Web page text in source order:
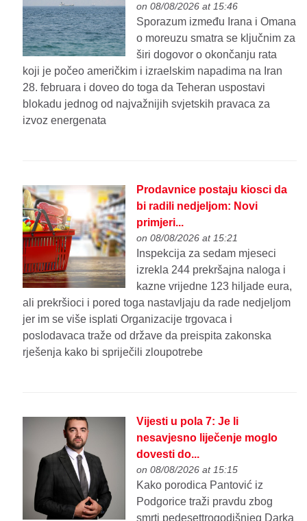
on 08/08/2026 at 15:46
Sporazum između Irana i Omana
o moreuzu smatra se ključnim za
širi dogovor o okončanju rata
koji je počeo američkim i izraelskim napadima na Iran
28. februara i doveo do toga da Teheran uspostavi
blokadu jednog od najvažnijih svjetskih pravaca za
izvoz energenata
Prodavnice postaju kiosci da
bi radili nedjeljom: Novi
primjeri...
on 08/08/2026 at 15:21
Inspekcija za sedam mjeseci
izrekla 244 prekršajna naloga i
kazne vrijedne 123 hiljade eura,
ali prekršioci i pored toga nastavljaju da rade nedjeljom
jer im se više isplati Organizacije trgovaca i
poslodavaca traže od države da preispita zakonska
rješenja kako bi spriječili zloupotrebe
Vijesti u pola 7: Je li
nesavjesno liječenje moglo
dovesti do...
on 08/08/2026 at 15:15
Kako porodica Pantović iz
Podgorice traži pravdu zbog
smrti pedesettrogodišnjeg Darka